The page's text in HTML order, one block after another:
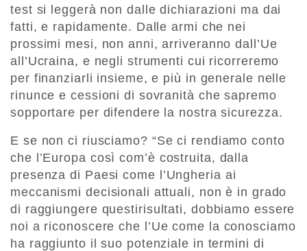
test si leggerà non dalle dichiarazioni ma dai
fatti, e rapidamente. Dalle armi che nei
prossimi mesi, non anni, arriveranno dall’Ue
all’Ucraina, e negli strumenti cui ricorreremo
per finanziarli insieme, e più in generale nelle
rinunce e cessioni di sovranità che sapremo
sopportare per difendere la nostra sicurezza.
E se non ci riusciamo? “Se ci rendiamo conto
che l’Europa cosìcom’è costruita, dalla
presenza di Paesi come l’Ungheria ai
meccanismi decisionali attuali, non è in grado
di raggiungere questirisultati, dobbiamo essere
noi a riconoscere che l’Uecome la conosciamo
ha raggiunto il suo potenziale in termini di